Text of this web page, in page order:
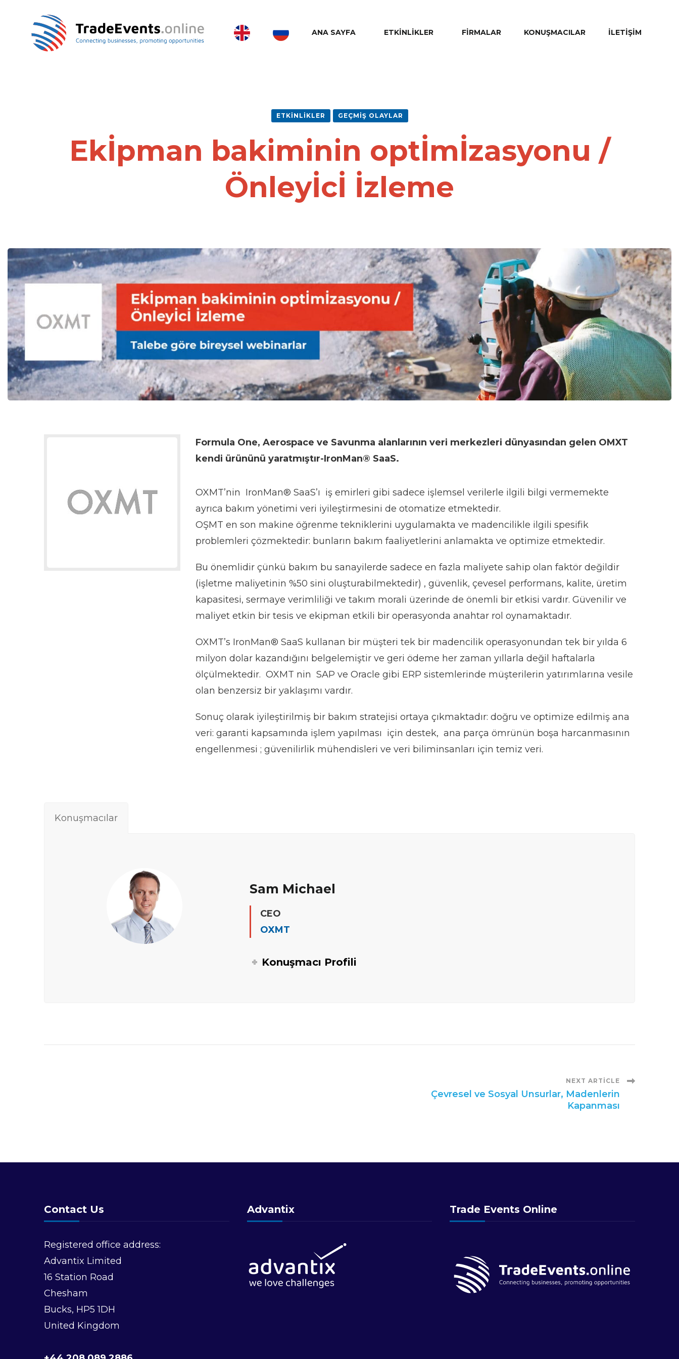
ANA SAYFA ETKINLIKLER FIRMALAR KONUŞMACILAR İLETIŞIM
ETKINLIKLER GEÇMIŞ OLAYLAR
Ekİpman bakiminin optİmİzasyonu /
Önleyİcİ İzleme
Formula One, Aerospace ve Savunma alanlarının veri merkezleri dünyasından gelen OMXT
kendi ürününü yaratmıştır-IronMan® SaaS.
OXMT’nin IronMan® SaaS’ı iş emirleri gibi sadece işlemsel verilerle ilgili bilgi vermemekte
ayrıca bakım yönetimi veri iyileştirmesini de otomatize etmektedir.
OŞMT en son makine öğrenme tekniklerini uygulamakta ve madencilikle ilgili spesifik
problemleri çözmektedir: bunların bakım faaliyetlerini anlamakta ve optimize etmektedir.
Bu önemlidir çünkü bakım bu sanayilerde sadece en fazla maliyete sahip olan faktör değildir
(işletme maliyetinin %50 sini oluşturabilmektedir) , güvenlik, çevesel performans, kalite, üretim
kapasitesi, sermaye verimliliği ve takım morali üzerinde de önemli bir etkisi vardır. Güvenilir ve
maliyet etkin bir tesis ve ekipman etkili bir operasyonda anahtar rol oynamaktadır.
OXMT’s IronMan® SaaS kullanan bir müşteri tek bir madencilik operasyonundan tek bir yılda 6
milyon dolar kazandığını belgelemiştir ve geri ödeme her zaman yıllarla değil haftalarla
ölçülmektedir. OXMT nin SAP ve Oracle gibi ERP sistemlerinde müşterilerin yatırımlarına vesile
olan benzersiz bir yaklaşımı vardır.
Sonuç olarak iyileştirilmiş bir bakım stratejisi ortaya çıkmaktadır: doğru ve optimize edilmiş ana
veri: garanti kapsamında işlem yapılması için destek, ana parça ömrünün boşa harcanmasının
engellenmesi ; güvenilirlik mühendisleri ve veri biliminsanları için temiz veri.
Konuşmacılar
Sam Michael
CEO
OXMT
Konuşmacı Profili
NEXT ARTICLE
Çevresel ve Sosyal Unsurlar, Madenlerin
Kapanması
Contact Us
Registered office address:
Advantix Limited
16 Station Road
Chesham
Bucks, HP5 1DH
United Kingdom
Advantix Trade Events Online